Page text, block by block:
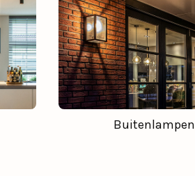
Buitenlampen